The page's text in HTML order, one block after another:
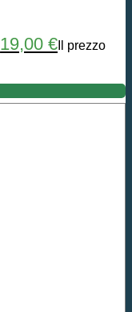
19,00 € Il prezzo